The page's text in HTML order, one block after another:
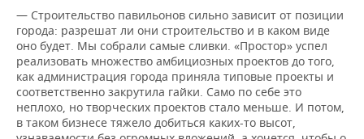
— Строительство павильонов сильно зависит от позиции
города: разрешат ли они строительство и в каком виде
оно будет. Мы собрали самые сливки. «Простор» успел
реализовать множество амбициозных проектов до того,
как администрация города приняла типовые проекты и
соответственно закрутила гайки. Само по себе это
неплохо, но творческих проектов стало меньше. И потом,
в таком бизнесе тяжело добиться каких-то высот,